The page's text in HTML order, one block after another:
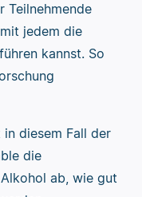
Teilnehmende
jedem die
kannst. So
diesem Fall der
die
ab, wie gut